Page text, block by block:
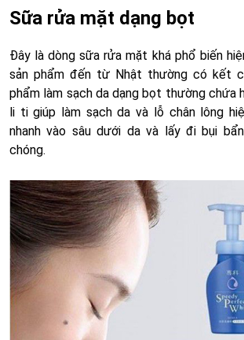
Sữa rửa mặt dạng bọt
Đây là dòng sữa rửa mặt khá phổ biến
sản phẩm đến từ Nhật thường có kết
phẩm làm sạch da dạng bọt thường chứa
li ti giúp làm sạch da và lỗ chân lông
nhanh vào sâu dưới da và lấy đi bụi
chóng.